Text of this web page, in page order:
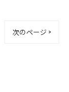
次のページ >